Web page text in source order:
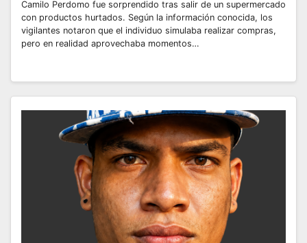
Camilo Perdomo fue sorprendido tras salir de un supermercado
con productos hurtados. Según la información conocida, los
vigilantes notaron que el individuo simulaba realizar compras,
pero en realidad aprovechaba momentos…